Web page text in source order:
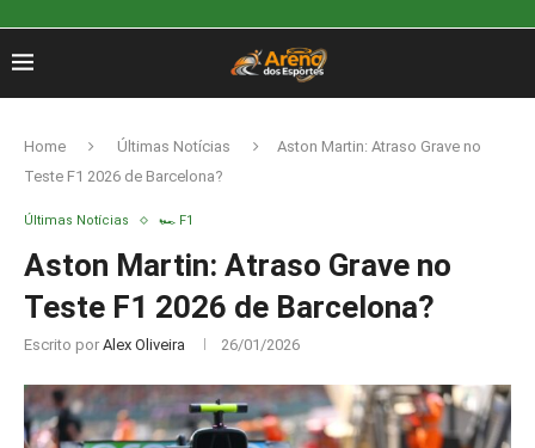
Home Últimas Notícias
Aston Martin: Atraso Grave no
Teste F1 2026 de Barcelona?
Últimas Notícias 🏎️ F1
Aston Martin: Atraso Grave no
Teste F1 2026 de Barcelona?
Escrito por Alex Oliveira 26/01/2026